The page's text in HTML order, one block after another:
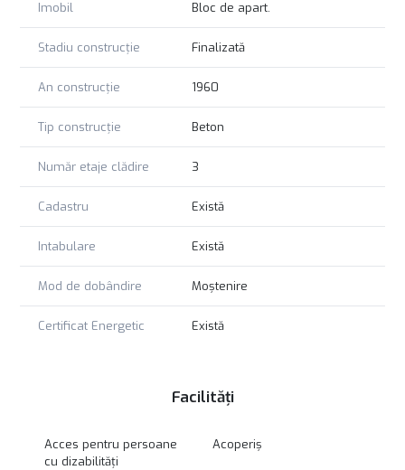
Imobil Bloc de apart.
Stadiu construcție Finalizată
An construcție 1960
Tip construcție Beton
Număr etaje clădire 3
Cadastru Există
Intabulare Există
Mod de dobândire Moștenire
Certificat Energetic Există
Facilități
Acces pentru persoane
cu dizabilități
Acoperiș